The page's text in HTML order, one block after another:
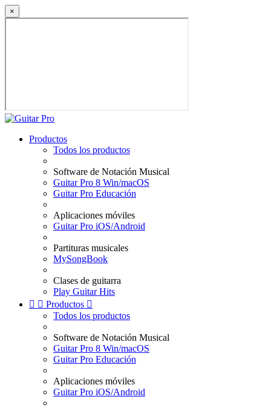
×
Productos
Todos los productos
Software de Notación Musical
Guitar Pro 8 Win/macOS
Guitar Pro Educación
Aplicaciones móviles
Guitar Pro iOS/Android
Partituras musicales
MySongBook
Clases de guitarra
Play Guitar Hits
  Productos 
Todos los productos
Software de Notación Musical
Guitar Pro 8 Win/macOS
Guitar Pro Educación
Aplicaciones móviles
Guitar Pro iOS/Android